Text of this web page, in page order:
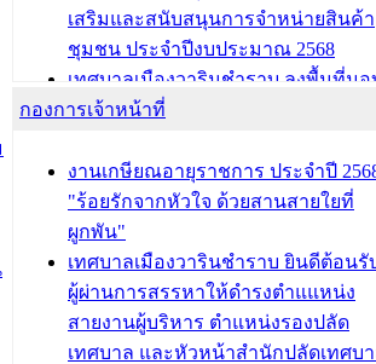
บทความ อื่นๆ ...
เสริมและสนับสนุนการจำหน่ายสินค้า
ชุมชน ประจำปีงบประมาณ 2568
เทศบาลเมืองวารินชำราบ ลงพื้นที่มอ
น้ำดื่มแก่ผู้พักอาศัย ณ ศูนย์พักพิง
กองสวัสดิการสังคม เทศบาลเมือง
วารินชำราบ จัดโครงการอบรมอาชีพ
ระยะสั้น ประจำปี 2568 (หลักสูตรการ
ถักทอผลิตภัณฑ์จากถุงพลาสติก)
บทความ อื่นๆ ...
กองการเจ้าหน้าที่
งานเกษียณอายุราชการ ประจำปี
"ร้อยรักจากหัวใจ ด้วยสานสายใยที่
ผูกพัน"
เทศบาลเมืองวารินชำราบ ยินดีต้อนรั
ผู้ผ่านการสรรหาให้ดำรงตำแแหน่ง
สายงานผู้บริหาร ตำแหน่งรองปลัด
เทศบาล และหัวหน้าสำนักปลัดเทศบ